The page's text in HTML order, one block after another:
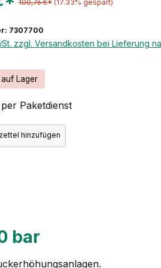
100,76 €* (17.33% gespart)
7307700
zzgl. Versandkosten bei Lieferung
Lager
Paketdienst
hinzufügen
bar